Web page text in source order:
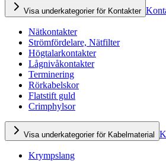
Visa underkategorier för Kontakter
Nätkontakter
Strömfördelare, Nätfilter
Högtalarkontakter
Lågnivåkontakter
Terminering
Rörkabelskor
Flatstift guld
Crimphylsor
Visa underkategorier för Kabelmaterial
Krympslang